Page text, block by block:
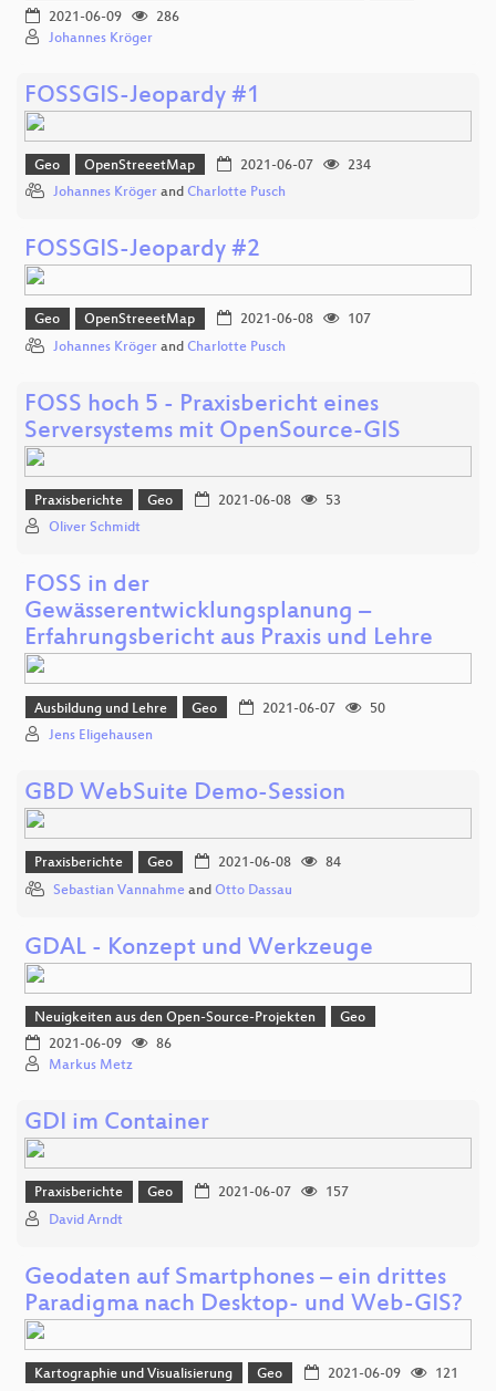
2021-06-09
286
Johannes Kröger
FOSSGIS-Jeopardy #1
Geo OpenStreeetMap 2021-06-07
234
Johannes Kröger and Charlotte Pusch
FOSSGIS-Jeopardy #2
Geo OpenStreeetMap 2021-06-08
107
Johannes Kröger and Charlotte Pusch
FOSS hoch 5 - Praxisbericht eines
Serversystems mit OpenSource-GIS
Praxisberichte Geo 2021-06-08
53
Oliver Schmidt
FOSS in der
Gewässerentwicklungsplanung –
Erfahrungsbericht aus Praxis und Lehre
Ausbildung und Lehre Geo 2021-06-07
50
Jens Eligehausen
GBD WebSuite Demo-Session
Praxisberichte Geo 2021-06-08
84
Sebastian Vannahme and Otto Dassau
GDAL - Konzept und Werkzeuge
Neuigkeiten aus den Open-Source-Projekten
Geo
2021-06-09
86
Markus Metz
GDI im Container
Praxisberichte Geo 2021-06-07
157
David Arndt
Geodaten auf Smartphones – ein drittes
Paradigma nach Desktop- und Web-GIS?
Kartographie und Visualisierung Geo 2021-06-09
121